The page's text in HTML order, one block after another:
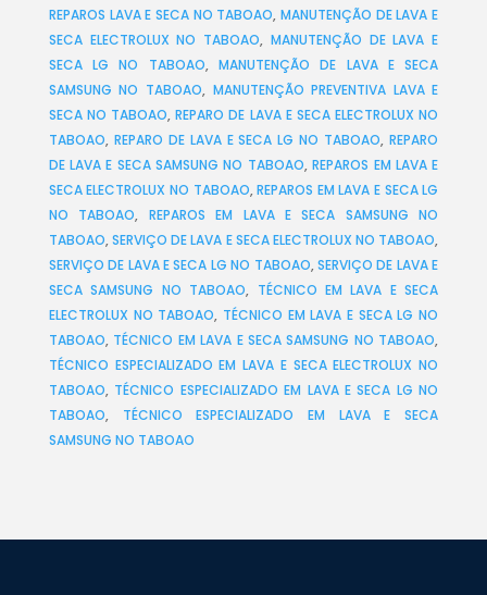
REPAROS LAVA E SECA NO TABOAO,MANUTENÇÃO DE LAVA E
SECA ELECTROLUX NO TABOAO, MANUTENÇÃO DE LAVA E
SECA LG NO TABOAO,MANUTENÇÃO DE LAVA E SECA
SAMSUNG NO TABOAO, MANUTENÇÃO PREVENTIVA LAVA E
SECA NO TABOAO,REPARO DE LAVA E SECA ELECTROLUX NO
TABOAO, REPARO DE LAVA E SECA LG NO TABOAO,REPARO
DE LAVA E SECA SAMSUNG NO TABOAO,REPAROS EM LAVA E
SECA ELECTROLUX NO TABOAO,REPAROS EM LAVA E SECA LG
NO TABOAO, REPAROS EM LAVA E SECA SAMSUNG NO
TABOAO,SERVIÇO DE LAVA E SECA ELECTROLUX NO TABOAO,
SERVIÇO DE LAVA E SECA LG NO TABOAO,SERVIÇO DE LAVA E
SECA SAMSUNG NO TABOAO, TÉCNICO EM LAVA E SECA
ELECTROLUX NO TABOAO, TÉCNICO EM LAVA E SECA LG NO
TABOAO, TÉCNICO EM LAVA E SECA SAMSUNG NO TABOAO,
TÉCNICO ESPECIALIZADO EM LAVA E SECA ELECTROLUX NO
TABOAO, TÉCNICO ESPECIALIZADO EM LAVA E SECA LG NO
TABOAO, TÉCNICO ESPECIALIZADO EM LAVA E SECA
SAMSUNG NO TABOAO